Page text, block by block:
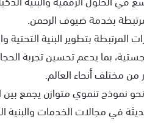
بخدمة ضيوف الرحمن.
بتطوير البنية
بما يدعم تحسين تجربة
من مختلف أنحاء العالم.
نموذج تنموي متوازن يجمع بين
في مجالات الخدمات والبنية